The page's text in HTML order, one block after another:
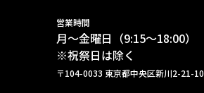
営業時間
月～金曜日（9:15～18:00）
※祝祭日は除く
〒104-0033 東京都中央区新川2-21-10